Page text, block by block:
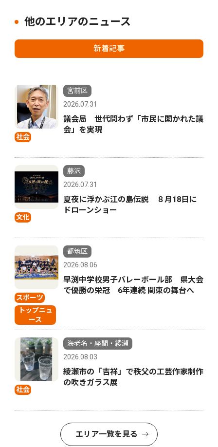
他のエリアのニュース
新着記事
社会
宮前区
2026.07.31
議会局 世代問わず「市民に開かれた議
会」を実現
文化
藤沢
2026.07.31
夏夜に浮かぶ江の島伝説 ８月18日に
ドローンショー
スポーツ
トップニュ
ース
都筑区
2026.08.06
早渕中学校男子バレーボール部 県大会
で優勝の栄冠 6年連続 関東の舞台へ
社会
海老名・座間・綾瀬
2026.08.03
綾瀬市の「吉祥」で秩父の工芸作家制作
の吹きガラス展
エリア一覧を見る